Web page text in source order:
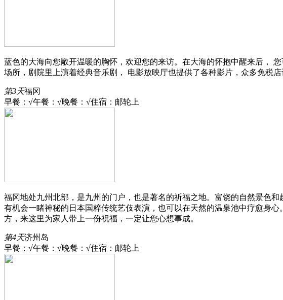
蓝色的大海向您敞开温暖的胸怀，欢迎您的来访。在大海的怀抱中醒来后，
场所，剧院里上演着经典音乐剧， 电影放映厅也提供了各种影片，众多免税
第3天福冈
早餐：√午餐：√晚餐：√住宿：邮轮上
福冈地处九州北部，是九州的门户，也是著名的祈福之地。富饶的自然景色
有机会一睹神秘的日本国粹传统艺伎表演，也可以在天然的温泉池中疗愈身
方，来这里为家人带上一份祝福，一定让您心想事成。
第4天济州岛
早餐：√午餐：√晚餐：√住宿：邮轮上